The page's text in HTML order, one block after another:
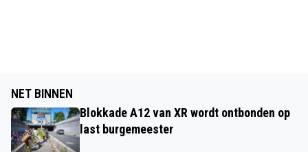
NET BINNEN
Blokkade A12 van XR wordt ontbonden op
last burgemeester